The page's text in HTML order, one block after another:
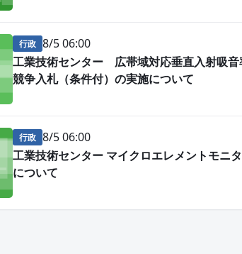
行政
8/5 06:00
工業技術センター 広帯域対応垂直入射吸
競争入札（条件付）の実施について
行政
8/5 06:00
工業技術センター マイクロエレメントモニ
について